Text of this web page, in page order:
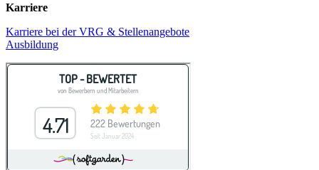
Karriere
Karriere bei der VRG & Stellenangebote
Ausbildung